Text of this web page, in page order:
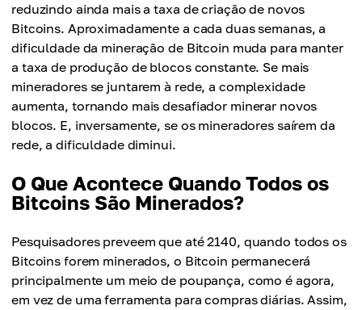
reduzindo ainda mais a taxa de criação de novos
Bitcoins. Aproximadamente a cada duas semanas, a
dificuldade da mineração de Bitcoin muda para manter
a taxa de produção de blocos constante. Se mais
mineradores se juntarem à rede, a complexidade
aumenta, tornando mais desafiador minerar novos
blocos. E, inversamente, se os mineradores saírem da
rede, a dificuldade diminui.
O Que Acontece Quando Todos os
Bitcoins São Minerados?
Pesquisadores preveem que até 2140, quando todos os
Bitcoins forem minerados, o Bitcoin permanecerá
principalmente um meio de poupança, como é agora,
em vez de uma ferramenta para compras diárias. Assim,